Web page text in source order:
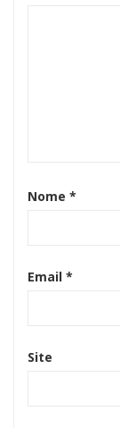
Nome *
Email *
Site